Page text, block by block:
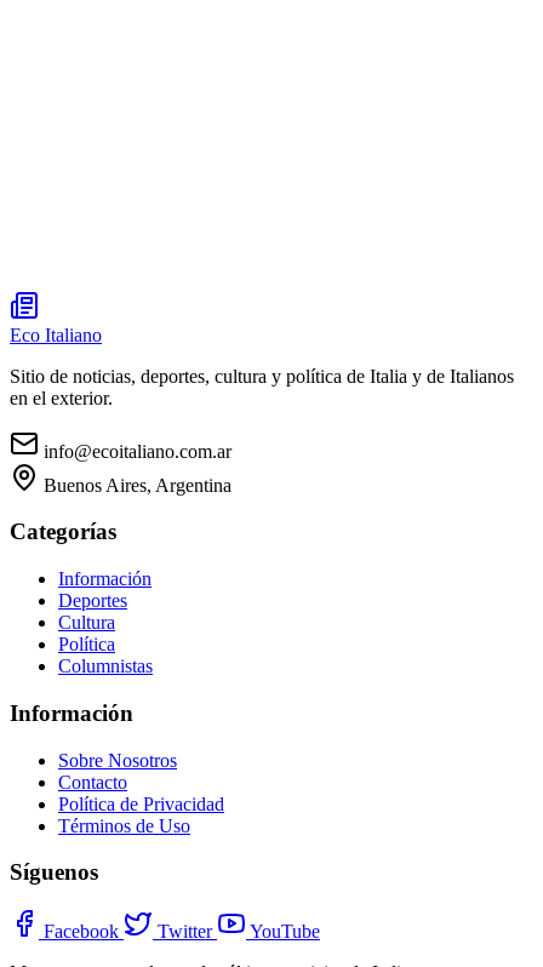
Eco Italiano
Sitio de noticias, deportes, cultura y política de Italia y de Italianos
en el exterior.
info@ecoitaliano.com.ar
Buenos Aires, Argentina
Categorías
Información
Deportes
Cultura
Política
Columnistas
Información
Sobre Nosotros
Contacto
Política de Privacidad
Términos de Uso
Síguenos
Facebook Twitter
YouTube